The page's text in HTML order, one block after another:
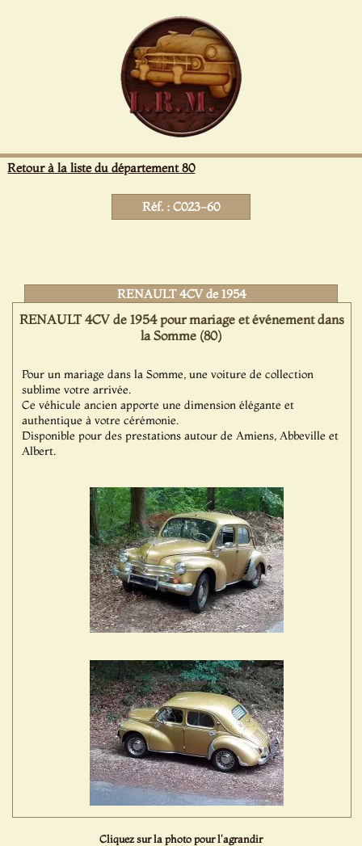
Retour à la liste du département 80
Réf. : C023-60
RENAULT 4CV de 1954
RENAULT 4CV de 1954 pour mariage et événement dans
la Somme (80)
Pour un mariage dans la Somme, une voiture de collection
sublime votre arrivée.
Ce véhicule ancien apporte une dimension élégante et
authentique à votre cérémonie.
Disponible pour des prestations autour de Amiens, Abbeville et
Albert.
Cliquez sur la photo pour l'agrandir